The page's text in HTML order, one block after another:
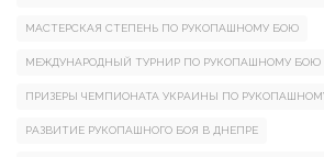
МАСТЕРСКАЯ СТЕПЕНЬ ПО РУКОПАШНОМУ БОЮ
МЕЖДУНАРОДНЫЙ ТУРНИР ПО РУКОПАШНОМУ БОЮ
ПРИЗЕРЫ ЧЕМПИОНАТА УКРАИНЫ ПО
РАЗВИТИЕ РУКОПАШНОГО БОЯ В ДНЕПРЕ